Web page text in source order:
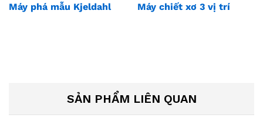
Máy phá mẫu Kjeldahl Máy chiết xơ 3 vị trí
SẢN PHẨM LIÊN QUAN